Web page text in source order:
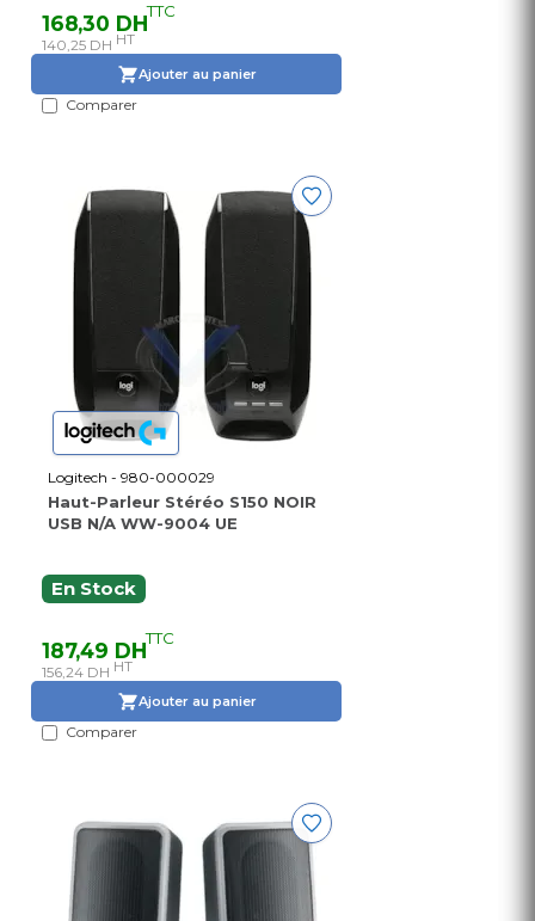
168,30 DHTTC
140,25 DH HT
Ajouter au panier
Comparer
Logitech - 980-000029
Haut-Parleur Stéréo S150 NOIR
USB N/A WW-9004 UE
En Stock
187,49 DHTTC
156,24 DH HT
Ajouter au panier
Comparer